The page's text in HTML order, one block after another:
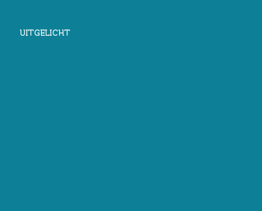
UITGELICHT